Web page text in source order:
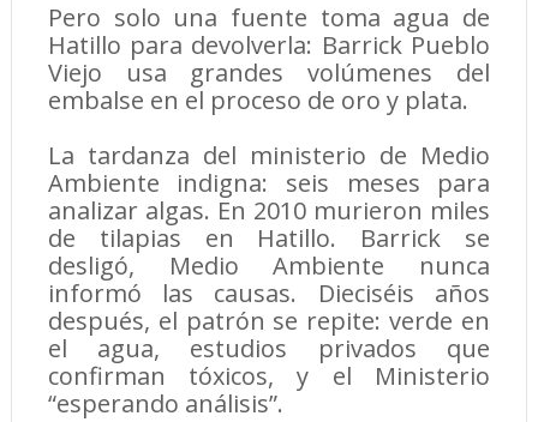
Pero solo una fuente toma agua de
Hatillo para devolverla: Barrick Pueblo
Viejo usa grandes volúmenes del
embalse en el proceso de oro y plata.
La tardanza del ministerio de Medio
Ambiente indigna: seis meses para
analizar algas. En 2010 murieron miles
de tilapias en Hatillo. Barrick se
desligó, Medio Ambiente nunca
informó las causas. Dieciséis años
después, el patrón se repite: verde en
el agua, estudios privados que
confirman tóxicos, y el Ministerio
“esperando análisis”.